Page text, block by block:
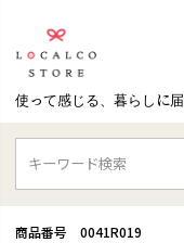
使って感じる、暮らしに
商品番号 0041R019